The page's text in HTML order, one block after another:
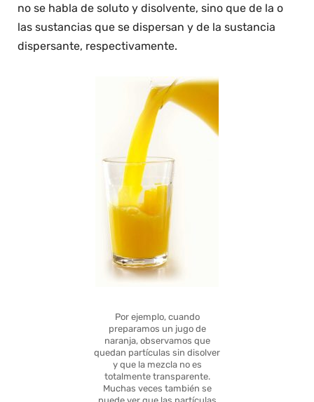
no se habla de soluto y disolvente, sino que de la o
las sustancias que se dispersan y de la sustancia
dispersante, respectivamente.
Por ejemplo, cuando
preparamos un jugo de
naranja, observamos que
quedan partículas sin disolver
y que la mezcla no es
totalmente transparente.
Muchas veces también se